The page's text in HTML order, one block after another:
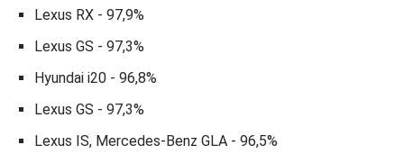
Lexus RX - 97,9%
Lexus GS - 97,3%
Hyundai i20 - 96,8%
Lexus GS - 97,3%
Lexus IS, Mercedes-Benz GLA - 96,5%